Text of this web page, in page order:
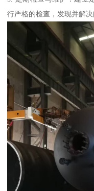
行严格的检查，发现并解